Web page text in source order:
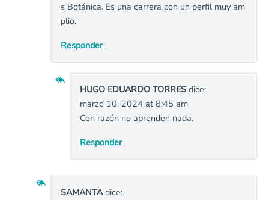
s Botánica. Es una carrera con un perfil muy am
plio.
Responder
HUGO EDUARDO TORRES dice:
marzo 10, 2024 at 8:45 am
Con razón no aprenden nada.
Responder
SAMANTAdice: